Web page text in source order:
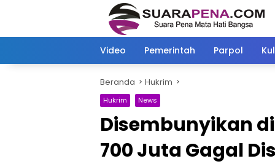
Video Pemerintah Parpol
Beranda Hukrim
Hukrim News
Disembunyikan
700 Juta Gagal